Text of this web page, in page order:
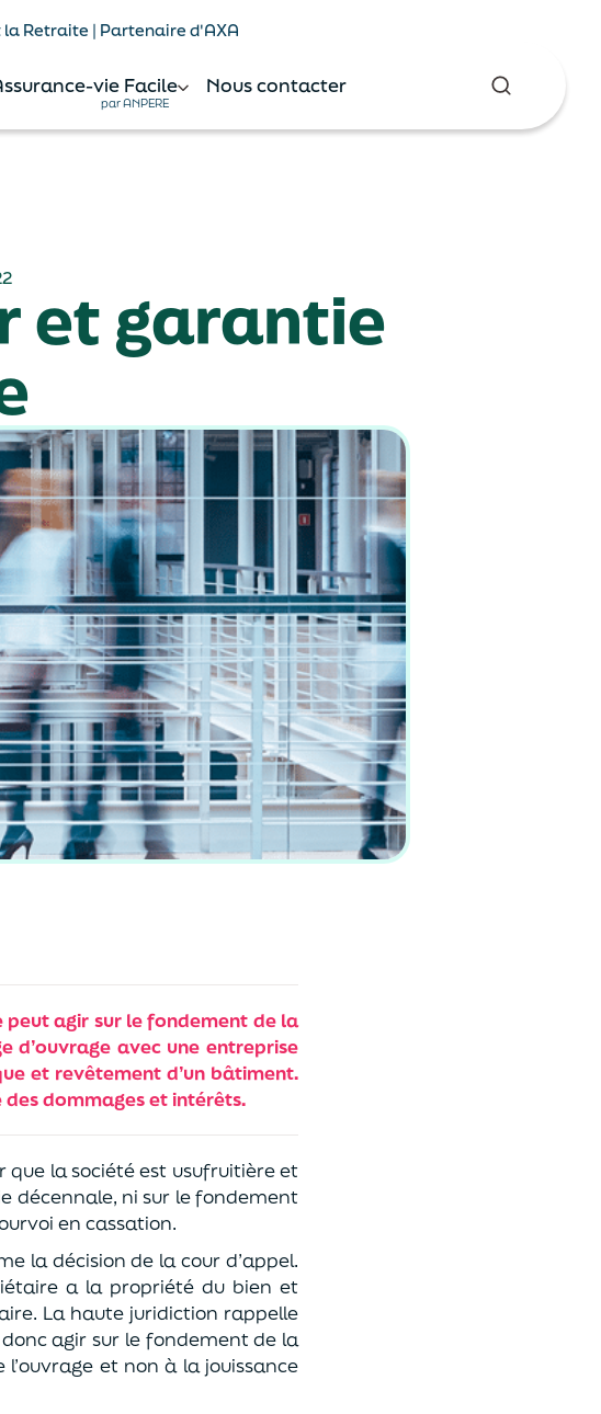
la Retraite | Partenaire d'AXA
vie Facile
par ANPERE
Nous contacter
et garantie
peut agir sur le fondement de la
d’ouvrage avec une entreprise
et revêtement d’un bâtiment.
dommages et intérêts.
que la société est usufruitière et
décennale, ni sur le fondement
en cassation.
la décision de la cour d’appel.
a la propriété du bien et
La haute juridiction rappelle
agir sur le fondement de la
et non à la jouissance